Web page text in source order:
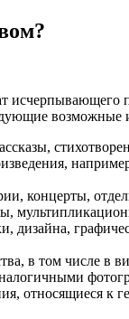
концерты,
в том числе в
относящиеся к